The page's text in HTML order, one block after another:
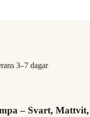
3–7 dagar
– Svart,